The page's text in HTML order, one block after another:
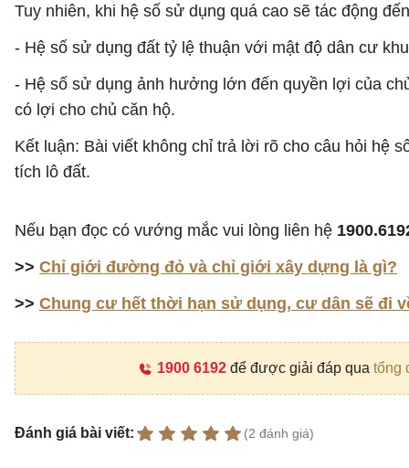
Tuy nhiên, khi hệ số sử dụng quá cao sẽ tác động
- Hệ số sử dụng đất tỷ lệ thuận với mật độ dân cư
- Hệ số sử dụng ảnh hưởng lớn đến quyền lợi của
có lợi cho chủ căn hộ.
Kết luận: Bài viết không chỉ trả lời rõ cho câu hỏi hệ
tích lô đất.
Nếu bạn đọc có vướng mắc vui lòng liên hệ
>> Chỉ giới đường đỏ và chỉ giới xây dựng là gì?
>> Chung cư hết thời hạn sử dụng, cư dân sẽ đi
1900 6192để được giải đáp qua tổng
Đánh giá bài viết: (2 đánh giá)